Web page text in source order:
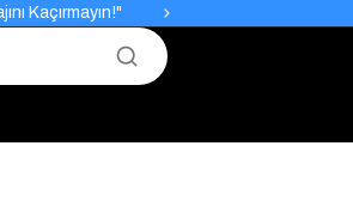
Kaçırmayın!"